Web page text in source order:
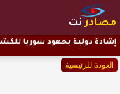
مصادرنت
العودة للرئيسية
إشادة دولية بجهود سوريا